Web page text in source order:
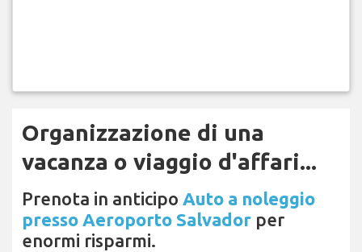
Organizzazione di una
vacanza o viaggio d'affari...
Prenota in anticipo Auto a noleggio
presso Aeroporto Salvador per
enormi risparmi.